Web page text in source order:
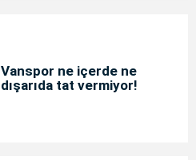
Vanspor ne içerde ne
dışarıda tat vermiyor!